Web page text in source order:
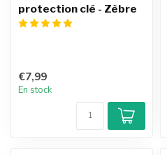
protection clé - Zèbre
€7,99
En stock